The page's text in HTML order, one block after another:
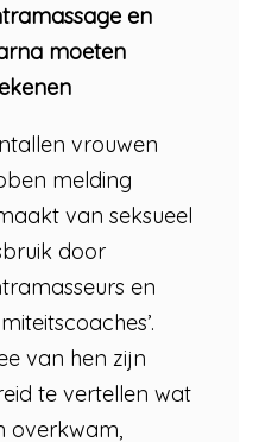
en
moeten
vrouwen
melding
van seksueel
door
en
van hen zijn
te vertellen wat
overkwam,